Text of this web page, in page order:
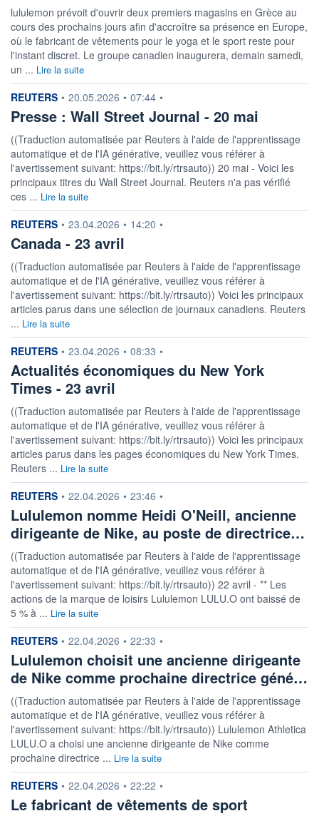
lululemon prévoit d'ouvrir deux premiers magasins en Grèce au
cours des prochains jours afin d'accroître sa présence en Europe,
où le fabricant de vêtements pour le yoga et le sport reste pour
l'instant discret. Le groupe canadien inaugurera, demain samedi,
un ... Lire la suite
information fournie par
REUTERS • 20.05.2026 • 07:44 •
Presse : Wall Street Journal - 20 mai
((Traduction automatisée par Reuters à l'aide de l'apprentissage
automatique et de l'IA générative, veuillez vous référer à
l'avertissement suivant: https://bit.ly/rtrsauto)) 20 mai - Voici les
principaux titres du Wall Street Journal. Reuters n'a pas vérifié
ces ... Lire la suite
information fournie par
REUTERS • 23.04.2026 • 14:20 •
Canada - 23 avril
((Traduction automatisée par Reuters à l'aide de l'apprentissage
automatique et de l'IA générative, veuillez vous référer à
l'avertissement suivant: https://bit.ly/rtrsauto)) Voici les principaux
articles parus dans une sélection de journaux canadiens. Reuters
... Lire la suite
information fournie par
REUTERS • 23.04.2026 • 08:33 •
Actualités économiques du New York
Times - 23 avril
((Traduction automatisée par Reuters à l'aide de l'apprentissage
automatique et de l'IA générative, veuillez vous référer à
l'avertissement suivant: https://bit.ly/rtrsauto)) Voici les principaux
articles parus dans les pages économiques du New York Times.
Reuters ... Lire la suite
information fournie par
REUTERS • 22.04.2026 • 23:46 •
Lululemon nomme Heidi O'Neill, ancienne
dirigeante de Nike, au poste de directrice…
((Traduction automatisée par Reuters à l'aide de l'apprentissage
automatique et de l'IA générative, veuillez vous référer à
l'avertissement suivant: https://bit.ly/rtrsauto)) 22 avril - ** Les
actions de la marque de loisirs Lululemon LULU.O ont baissé de
5 % à ... Lire la suite
information fournie par
REUTERS • 22.04.2026 • 22:33 •
Lululemon choisit une ancienne dirigeante
de Nike comme prochaine directrice géné…
((Traduction automatisée par Reuters à l'aide de l'apprentissage
automatique et de l'IA générative, veuillez vous référer à
l'avertissement suivant: https://bit.ly/rtrsauto)) Lululemon Athletica
LULU.O a choisi une ancienne dirigeante de Nike comme
prochaine directrice ... Lire la suite
information fournie par
REUTERS • 22.04.2026 • 22:22 •
Le fabricant de vêtements de sport